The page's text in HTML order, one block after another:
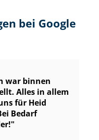
bei Google
war binnen
Alles in allem
für Heid
Bedarf